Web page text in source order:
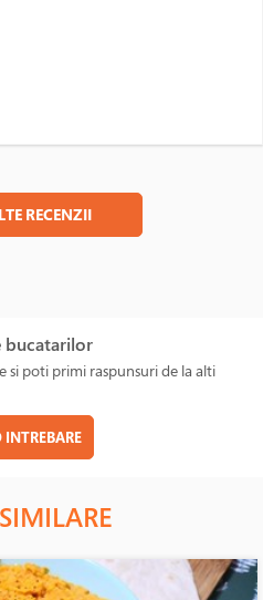
RECENZII
bucatarilor
si poti primi raspunsuri de la alti
INTREBARE